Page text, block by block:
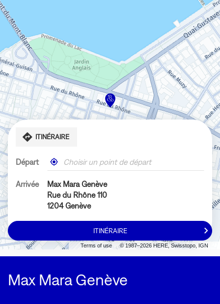
Terms of use © 1987–2026 HERE, Swisstopo, IGN
ITINÉRAIRE
Départ
,
un
magasin
Bongénie
À
Arrivée
Max Mara Genève
Rue du Rhône 110
1204 Genève
ITINÉRAIRE
JUSQU'AU
MAGASIN
MAX
MARA
Max Mara Genève